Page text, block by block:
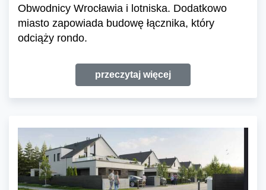
Obwodnicy Wrocławia i lotniska. Dodatkowo
miasto zapowiada budowę łącznika, który
odciąży rondo.
przeczytaj więcej